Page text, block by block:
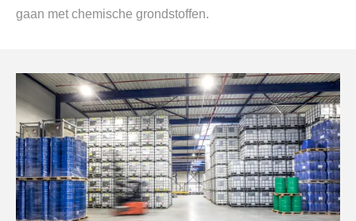
gaan met chemische grondstoffen.